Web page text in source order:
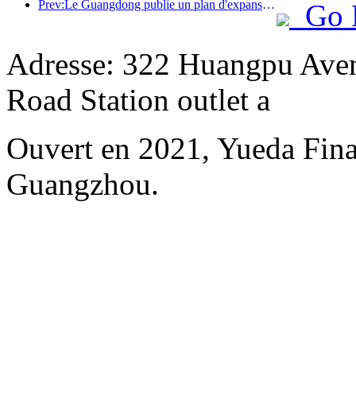
Prev:Le Guangdong publie un plan d'expansion des capacités du secteur des services pour faire de la région de la Grande Baie une destination touristique de classe mondiale.
Go
Adresse: 322 Huangpu
Road Station outlet a
Ouvert en 2021, Yueda
Guangzhou.